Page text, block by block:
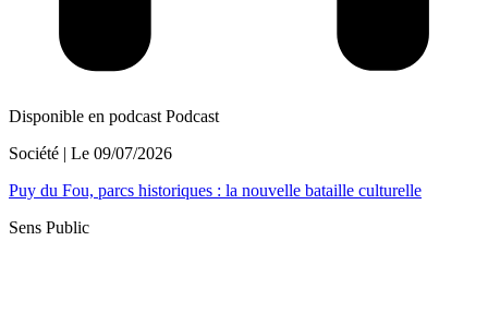
Disponible en podcast Podcast
Société | Le 09/07/2026
Puy du Fou, parcs historiques : la nouvelle bataille culturelle
Sens Public